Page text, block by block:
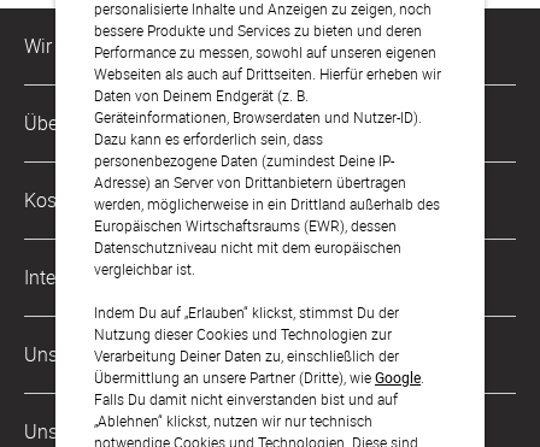
personalisierte Inhalte und Anzeigen zu zeigen, noch
bessere Produkte und Services zu bieten und deren
Performance zu messen, sowohl auf unseren eigenen
Webseiten als auch auf Drittseiten. Hierfür erheben wir
Daten von Deinem Endgerät (z. B.
Geräteinformationen, Browserdaten und Nutzer-ID).
Dazu kann es erforderlich sein, dass
personenbezogene Daten (zumindest Deine IP-
Adresse) an Server von Drittanbietern übertragen
werden, möglicherweise in ein Drittland außerhalb des
Europäischen Wirtschaftsraums (EWR), dessen
Datenschutzniveau nicht mit dem europäischen
vergleichbar ist.
Indem Du auf „Erlauben“ klickst, stimmst Du der
Nutzung dieser Cookies und Technologien zur
Verarbeitung Deiner Daten zu, einschließlich der
Übermittlung an unsere Partner (Dritte), wieGoogle
Falls Du damit nicht einverstanden bist und auf
„Ablehnen“ klickst, nutzen wir nur technisch
notwendige Cookies und Technologien. Diese sind
Wir sind für Dich da
Kundenservice-Hotline
0221 956 725 10
Mo. - Fr. von 9 bis 17 Uhr
kontakt@sendmoments.de
Über Uns
Philosophie
Karriere
Impressum
AGB & Widerrufsrecht
Zahlung & Versand
Datenschutz
Barrierefreiheitserklärung
Kostenlose Services
Musterkarten
Digitale Fotoalben
Digitale Gästelisten
FAQ & Hilfe
International
Österreich
Schweiz
Frankreich
Unsere Zahlungsarten
Unsere Partner